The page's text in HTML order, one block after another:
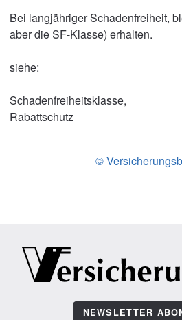
Bei langjähriger Schadenfreiheit,
aber die SF-Klasse) erhalten.
siehe:
Schadenfreiheitsklasse,
Rabattschutz
©
NEWSLETTER